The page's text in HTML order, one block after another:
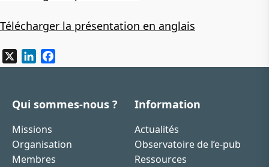
Télécharger la présentation en anglais
LinkedIn
Qui sommes-nous ?
Missions
Organisation
Membres
Information
Actualités
Observatoire de l’e-pub
Ressources